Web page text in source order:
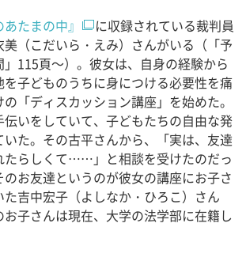
あたまの中』
に収録されている裁判員
（こだいら・えみ）さんがいる（「予
115頁～）。彼女は、自身の経験から
を子どものうちに身につける必要性を痛
「ディスカッション講座」を始めた。
いをしていて、子どもたちの自由な発
た。その古平さんから、「実は、友達
たらしくて……」と相談を受けたのだっ
お友達というのが彼女の講座にお子さ
た吉中宏子（よしなか・ひろこ）さん
子さんは現在、大学の法学部に在籍し